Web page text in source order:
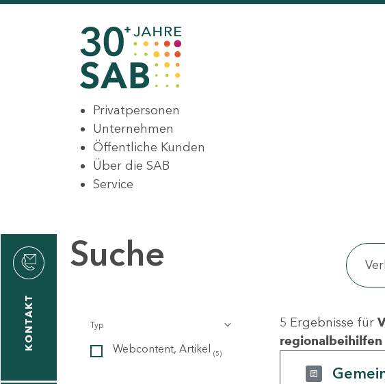
Privatpersonen
Unternehmen
Öffentliche Kunden
Über die SAB
Service
KONTAKT
Suche
Typ
Webcontent, Artikel (5)
5 Ergebnisse für
regionalbeihilfen